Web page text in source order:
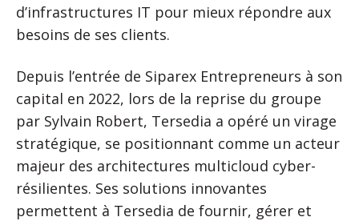
d’infrastructures IT pour mieux répondre aux
besoins de ses clients.
Depuis l’entrée de Siparex Entrepreneurs à son
capital en 2022, lors de la reprise du groupe
par Sylvain Robert, Tersedia a opéré un virage
stratégique, se positionnant comme un acteur
majeur des architectures multicloud cyber-
résilientes. Ses solutions innovantes
permettent à Tersedia de fournir, gérer et